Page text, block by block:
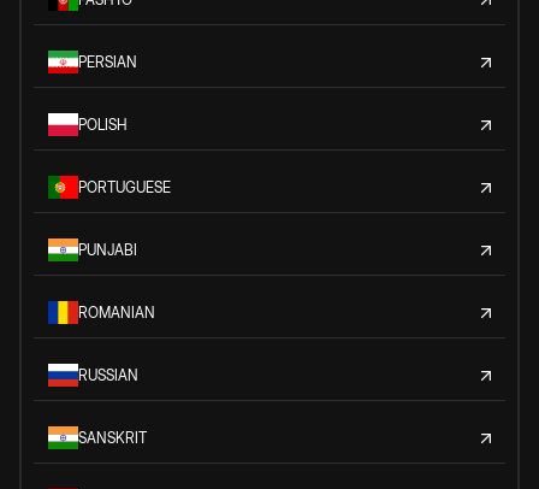
PERSIAN
POLISH
PORTUGUESE
PUNJABI
ROMANIAN
RUSSIAN
SANSKRIT